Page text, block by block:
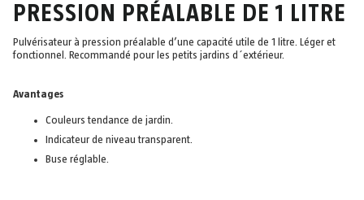
PRESSION PRÉALABLE DE 1 LITRE
Pulvérisateur à pression préalable d’une capacité utile de 1 litre. Léger et
fonctionnel. Recommandé pour les petits jardins d´extérieur.
Avantages
Couleurs tendance de jardin.
Indicateur de niveau transparent.
Buse réglable.